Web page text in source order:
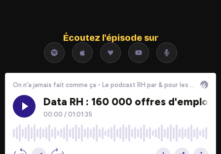
Écoutez l'épisode sur